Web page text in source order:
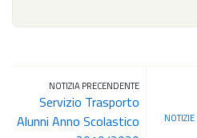
NOTIZIA PRECENDENTE
Servizio Trasporto
Alunni Anno Scolastico
NOTIZIE